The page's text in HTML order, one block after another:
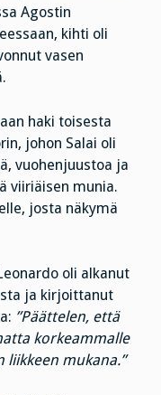
Agostin
kihti oli
vasen
haki toisesta
johon Salai oli
vuohenjuustoa ja
viiriäisen munia.
josta näkymä
oli alkanut
ja kirjoittanut
”Päättelen, että
korkeammalle
liikkeen mukana.”